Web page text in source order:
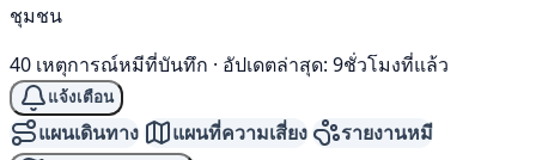
ชุมชน
40 เหตุการณ์หมีที่บันทึก · อัปเดตล่าสุด: 9ชั่วโมงที่แล้ว
แจ้งเตือน
แผนเดินทาง แผนที่ความเสี่ยง รายงานหมี